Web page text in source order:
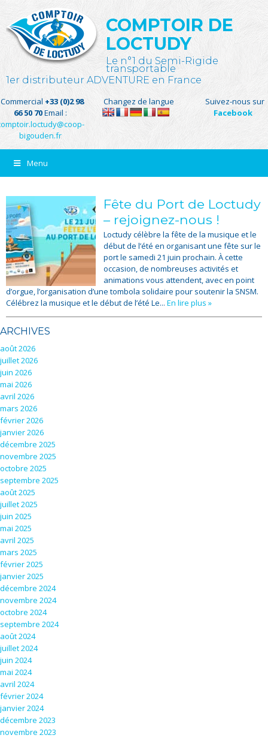
COMPTOIR DE
LOCTUDY
Le n°1 du Semi-Rigide
transportable
1er distributeur ADVENTURE en France
+33 (0)2 98
66 50 70Email :
bigouden.fr
Changez de langue
Suivez-nous sur
Facebook
Menu
Fête du Port de Loctudy
– rejoignez-nous !
Loctudy célèbre la fête de la musique et le
début de l’été en organisant une fête sur le
port le samedi 21 juin prochain. À cette
occasion, de nombreuses activités et
animations vous attendent, avec en point
d’orgue, l’organisation d’une tombola solidaire pour soutenir la SNSM.
Célébrez la musique et le début de l’été Le... En lire plus »
ARCHIVES
août 2026
juillet 2026
juin 2026
mai 2026
avril 2026
mars 2026
février 2026
janvier 2026
décembre 2025
novembre 2025
octobre 2025
septembre 2025
août 2025
juillet 2025
juin 2025
mai 2025
avril 2025
mars 2025
février 2025
janvier 2025
décembre 2024
novembre 2024
octobre 2024
septembre 2024
août 2024
juillet 2024
juin 2024
mai 2024
avril 2024
février 2024
janvier 2024
décembre 2023
novembre 2023